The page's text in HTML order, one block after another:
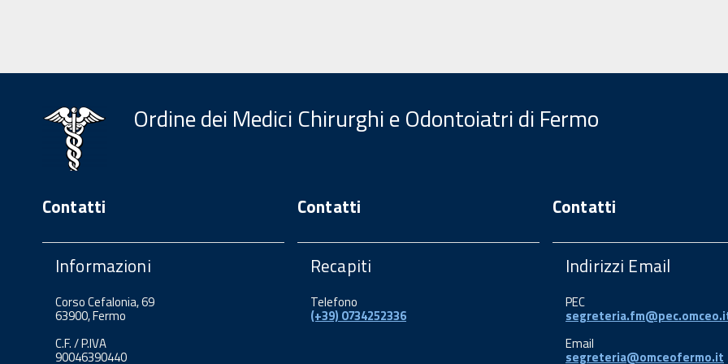
Ordine dei Medici Chirurghi e Odontoiatri di Fermo
Contatti
Informazioni
Corso Cefalonia, 69
63900, Fermo
C.F. / P.IVA
90046390440
Contatti
Recapiti
Telefono
(+39) 0734252336
Contatti
Indirizzi Email
PEC
Email
segreteria@omceofermo.it